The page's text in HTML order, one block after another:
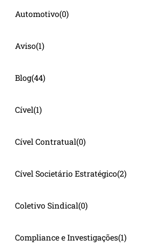
Automotivo(0)
Aviso(1)
Blog(44)
Cível(1)
Cível Contratual(0)
Cível Societário Estratégico(2)
Coletivo Sindical(0)
Compliance e Investigações(1)